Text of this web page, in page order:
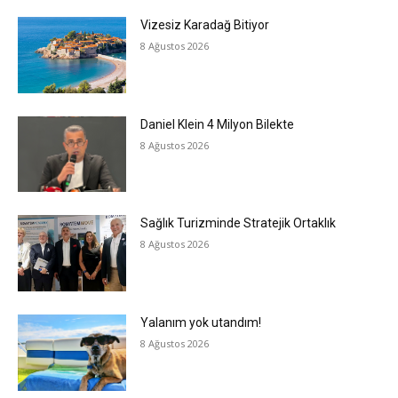
Vizesiz Karadağ Bitiyor
8 Ağustos 2026
Daniel Klein 4 Milyon Bilekte
8 Ağustos 2026
Sağlık Turizminde Stratejik Ortaklık
8 Ağustos 2026
Yalanım yok utandım!
8 Ağustos 2026